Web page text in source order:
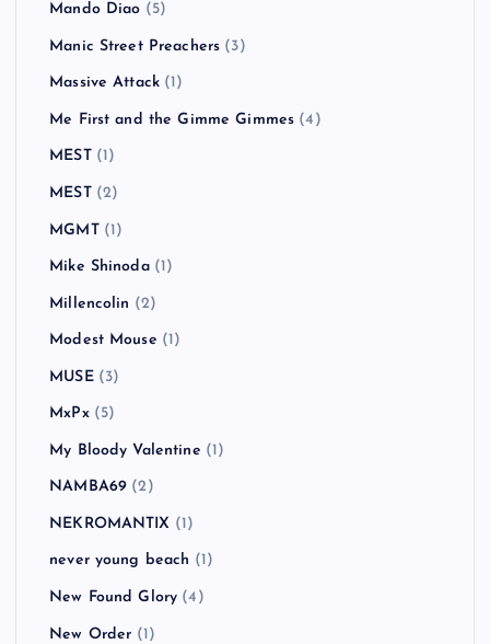
Mando Diao (5)
Manic Street Preachers (3)
Massive Attack (1)
Me First and the Gimme Gimmes (4)
MEST(1)
MEST(2)
MGMT(1)
Mike Shinoda(1)
Millencolin (2)
Modest Mouse (1)
MUSE(3)
MxPx(5)
My Bloody Valentine (1)
NAMBA69 (2)
NEKROMANTIX (1)
never young beach (1)
New Found Glory (4)
New Order (1)